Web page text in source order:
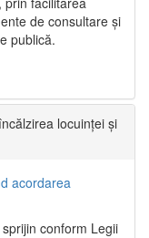
de consultare și
publică.
locuinței și
acordarea
conform Legii